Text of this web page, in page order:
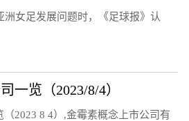
洲女足发展问题时，《足球报》认
一览（2023/8/4）
2023 8 4）,金霉素概念上市公司有